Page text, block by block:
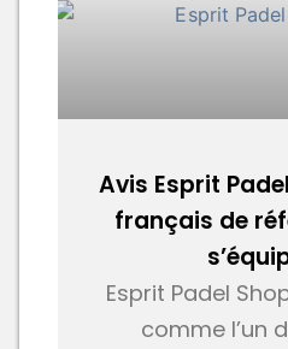
Avis Esprit
français de
Esprit Padel
comme l’un